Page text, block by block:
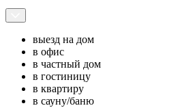
выезд на дом
в офис
в частный дом
в гостиницу
в квартиру
в сауну/баню